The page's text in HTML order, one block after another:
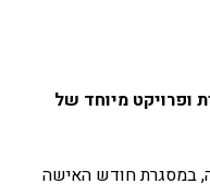
ופרויקט מיוחד של
במסגרת חודש האישה